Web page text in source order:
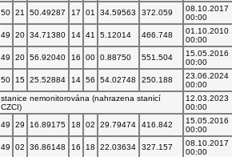
50 21 50.49287 17 01 34.59563 372.059
08.10.2017
00:00
49 20 34.71380 14 41 5.12014 466.748
01.10.2010
00:00
49 20 56.92040 16 00 0.88750 551.504
15.05.2016
00:00
50 15 25.52884 14 56 54.02748 250.188
23.06.2024
00:00
stanice nemonitorována (nahrazena stanicí
CZCI)
12.03.2023
00:00
49 29 16.89175 18 02 29.79474 416.842
15.05.2016
00:00
49 02 36.86148 16 18 22.03634 327.157
08.10.2017
00:00